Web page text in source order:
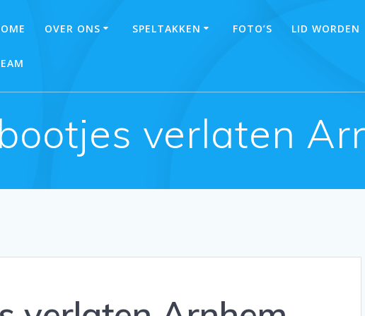
OVER ONS SPELTAKKEN FOTO’S LID WORDEN
verlaten